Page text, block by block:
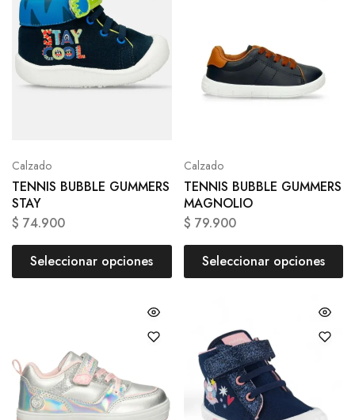
Calzado
TENNIS BUBBLE GUMMERS
STAY
$ 74.900
Seleccionar opciones
Calzado
TENNIS BUBBLE GUMMERS
MAGNOLIO
$ 79.900
Seleccionar opciones